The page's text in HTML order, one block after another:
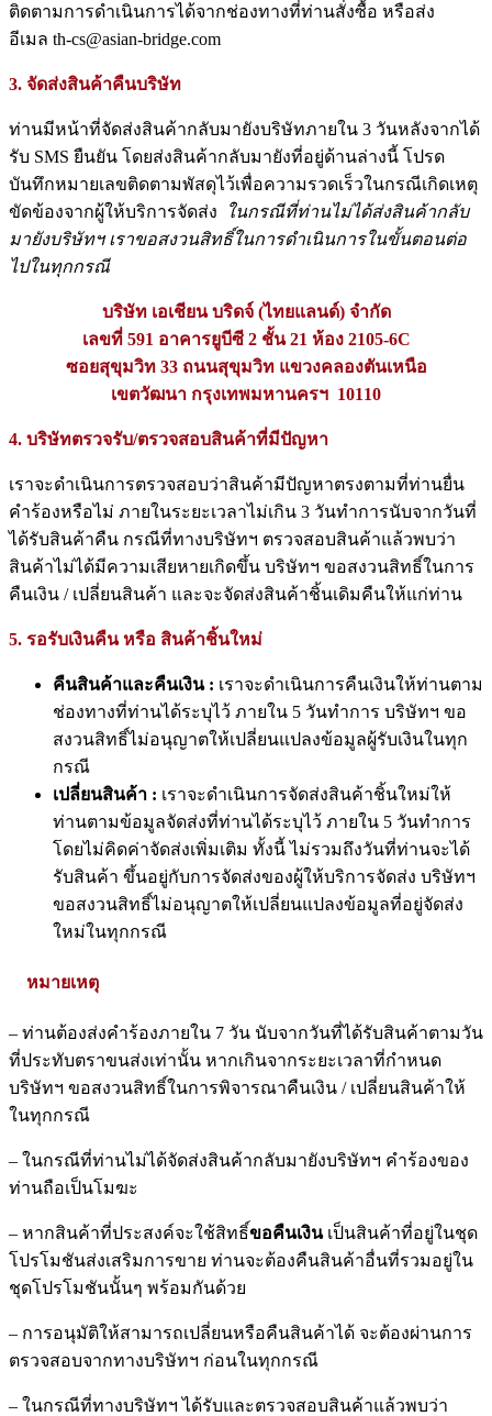
ติดตามการดำเนินการได้จากช่องทางที่ท่านสั่งซื้อ หรือส่ง
อีเมล th-cs@asian-bridge.com
3. จัดส่งสินค้าคืนบริษัท
ท่านมีหน้าที่จัดส่งสินค้ากลับมายังบริษัทภายใน 3 วันหลังจากได้
รับ SMS ยืนยัน โดยส่งสินค้ากลับมายังที่อยู่ด้านล่างนี้ โปรด
บันทึกหมายเลขติดตามพัสดุไว้เพื่อความรวดเร็วในกรณีเกิดเหตุ
ขัดข้องจากผู้ให้บริการจัดส่ง
ในกรณีที่ท่านไม่ได้ส่งสินค้ากลับ
มายังบริษัทฯ เราขอสงวนสิทธิ์ในการดำเนินการในขั้นตอนต่อ
ไปในทุกกรณี
บริษัท เอเชียน บริดจ์ (ไทยแลนด์) จำกัด
เลขที่ 591 อาคารยูบีซี 2 ชั้น 21 ห้อง 2105-6C
ซอยสุขุมวิท 33 ถนนสุขุมวิท แขวงคลองตันเหนือ
เขตวัฒนา กรุงเทพมหานครฯ 10110
4. บริษัทตรวจรับ/ตรวจสอบสินค้าที่มีปัญหา
เราจะดำเนินการตรวจสอบว่าสินค้ามีปัญหาตรงตามที่ท่านยื่น
คำร้องหรือไม่ ภายในระยะเวลาไม่เกิน 3 วันทำการนับจากวันที่
ได้รับสินค้าคืน กรณีที่ทางบริษัทฯ ตรวจสอบสินค้าแล้วพบว่า
สินค้าไม่ได้มีความเสียหายเกิดขึ้น บริษัทฯ ขอสงวนสิทธิ์ในการ
คืนเงิน / เปลี่ยนสินค้า และจะจัดส่งสินค้าชิ้นเดิมคืนให้แก่ท่าน
5. รอรับเงินคืน หรือ สินค้าชิ้นใหม่
คืนสินค้าและคืนเงิน : เราจะดำเนินการคืนเงินให้ท่านตาม
ช่องทางที่ท่านได้ระบุไว้ ภายใน 5 วันทำการ บริษัทฯ ขอ
สงวนสิทธิ์ไม่อนุญาตให้เปลี่ยนแปลงข้อมูลผู้รับเงินในทุก
กรณี
เปลี่ยนสินค้า : เราจะดำเนินการจัดส่งสินค้าชิ้นใหม่ให้
ท่านตามข้อมูลจัดส่งที่ท่านได้ระบุไว้ ภายใน 5 วันทำการ
โดยไม่คิดค่าจัดส่งเพิ่มเติม ทั้งนี้ ไม่รวมถึงวันที่ท่านจะได้
รับสินค้า ขึ้นอยู่กับการจัดส่งของผู้ให้บริการจัดส่ง บริษัทฯ
ขอสงวนสิทธิ์ไม่อนุญาตให้เปลี่ยนแปลงข้อมูลที่อยู่จัดส่ง
ใหม่ในทุกกรณี
หมายเหตุ
– ท่านต้องส่งคำร้องภายใน 7 วัน นับจากวันที่ได้รับสินค้าตามวัน
ที่ประทับตราขนส่งเท่านั้น หากเกินจากระยะเวลาที่กำหนด
บริษัทฯ ขอสงวนสิทธิ์ในการพิจารณาคืนเงิน / เปลี่ยนสินค้าให้
ในทุกกรณี
– ในกรณีที่ท่านไม่ได้จัดส่งสินค้ากลับมายังบริษัทฯ คำร้องของ
ท่านถือเป็นโมฆะ
– หากสินค้าที่ประสงค์จะใช้สิทธิ์ขอคืนเงินเป็นสินค้าที่อยู่ในชุด
โปรโมชันส่งเสริมการขาย ท่านจะต้องคืนสินค้าอื่นที่รวมอยู่ใน
ชุดโปรโมชันนั้นๆ พร้อมกันด้วย
– การอนุมัติให้สามารถเปลี่ยนหรือคืนสินค้าได้ จะต้องผ่านการ
ตรวจสอบจากทางบริษัทฯ ก่อนในทุกกรณี
– ในกรณีที่ทางบริษัทฯ ได้รับและตรวจสอบสินค้าแล้วพบว่า